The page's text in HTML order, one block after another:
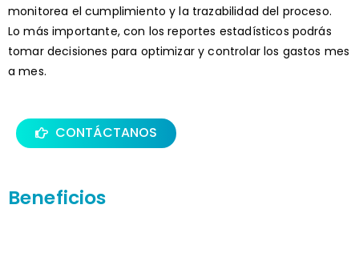
monitorea el cumplimiento y la trazabilidad del proceso.
Lo más importante, con los reportes estadísticos podrás
tomar decisiones para optimizar y controlar los gastos mes
a mes.
CONTÁCTANOS
Beneficios